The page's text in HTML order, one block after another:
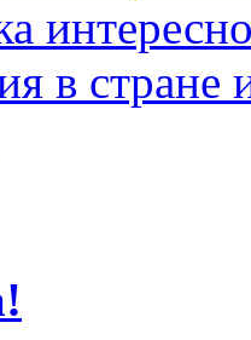
в стране